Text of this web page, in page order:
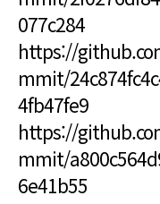
077c284
https://
mmit/
4fb47fe9
https://
mmit/
6e41b55